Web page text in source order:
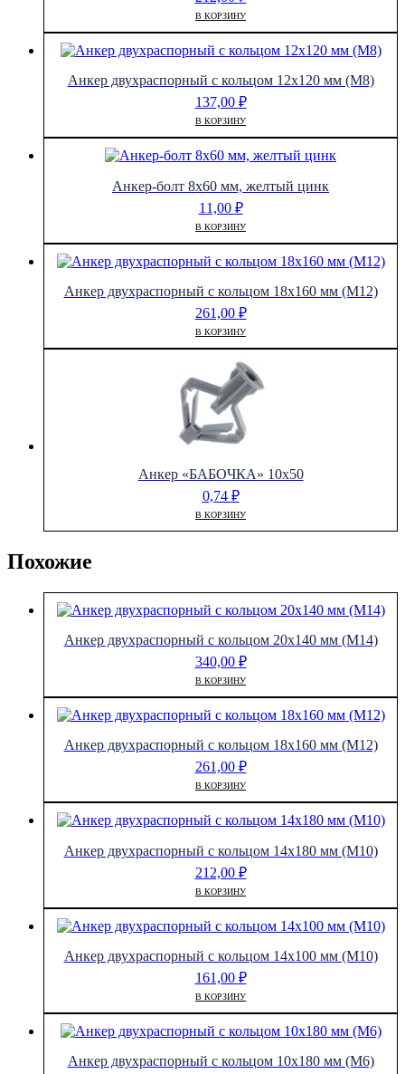
В КОРЗИНУ
Анкер двухраспорный с кольцом 12х120 мм (М8)
137,00 ₽
В КОРЗИНУ
Анкер-болт 8х60 мм, желтый цинк
11,00 ₽
В КОРЗИНУ
Анкер двухраспорный с кольцом 18х160 мм (М12)
261,00 ₽
В КОРЗИНУ
Анкер «БАБОЧКА» 10х50
0,74 ₽
В КОРЗИНУ
Похожие
Анкер двухраспорный с кольцом 20х140 мм (М14)
340,00 ₽
В КОРЗИНУ
Анкер двухраспорный с кольцом 18х160 мм (М12)
261,00 ₽
В КОРЗИНУ
Анкер двухраспорный с кольцом 14х180 мм (М10)
212,00 ₽
В КОРЗИНУ
Анкер двухраспорный с кольцом 14х100 мм (М10)
161,00 ₽
В КОРЗИНУ
Анкер двухраспорный с кольцом 10х180 мм (М6)